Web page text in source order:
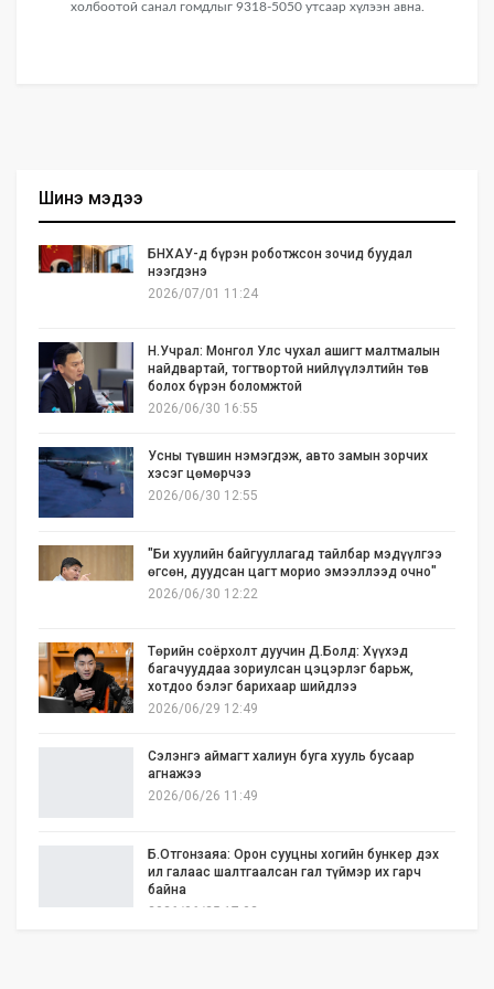
холбоотой санал гомдлыг 9318-5050 утсаар хүлээн авна.
Шинэ мэдээ
БНХАУ-д бүрэн роботжсон зочид буудал
нээгдэнэ
2026/07/01 11:24
Н.Учрал: Монгол Улс чухал ашигт малтмалын
найдвартай, тогтвортой нийлүүлэлтийн төв
болох бүрэн боломжтой
2026/06/30 16:55
Усны түвшин нэмэгдэж, авто замын зорчих
хэсэг цөмөрчээ
2026/06/30 12:55
"Би хуулийн байгууллагад тайлбар мэдүүлгээ
өгсөн, дуудсан цагт морио эмээллээд очно"
2026/06/30 12:22
Төрийн соёрхолт дуучин Д.Болд: Хүүхэд
багачууддаа зориулсан цэцэрлэг барьж,
хотдоо бэлэг барихаар шийдлээ
2026/06/29 12:49
Сэлэнгэ аймагт халиун буга хууль бусаар
агнажээ
2026/06/26 11:49
Б.Отгонзаяа: Орон сууцны хогийн бункер дэх
ил галаас шалтгаалсан гал түймэр их гарч
байна
2026/06/25 17:02